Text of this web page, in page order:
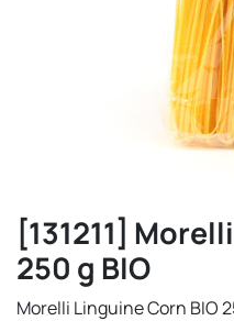
[131211]
250 g BIO
Morelli Linguine Corn BIO